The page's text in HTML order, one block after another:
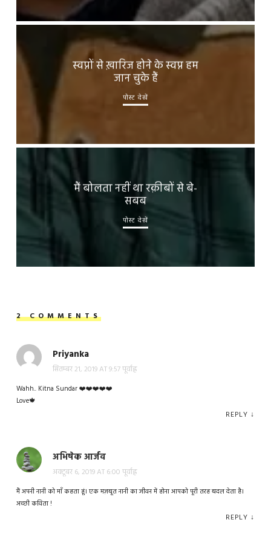
स्वप्नों से ख़ारिज होने के स्वप्न हम
जान चुके हैं
पोस्ट देखें
मैं बोलता नहीं था रक़ीबों से बे-
सबब
पोस्ट देखें
2 COMMENTS
Priyanka
सितम्बर 21, 2019 AT 9:57 पूर्वाह्न
Wahh.. Kitna Sundar ❤️❤️❤️❤️❤️
Love🍁
REPLY ↓
अभिषेक आर्जव
अक्टूबर 6, 2019 AT 6:00 पूर्वाह्न
मैं अपनी नानी को माँ कहता हूं। एक मज़बूत नानी का जीवन में होना आपको पूरी तरह बदल देता है।
अच्छी कविता !
REPLY ↓